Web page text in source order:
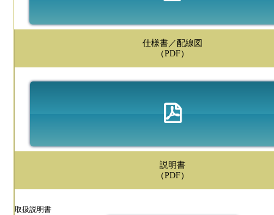
仕様書／配線図
（PDF）
説明書
（PDF）
取扱説明書